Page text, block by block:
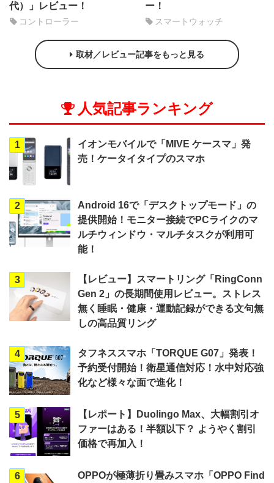
代）」レビュー！
コントローラー
ー！
スマートウォッチ
取材／レビュー記事をもっと見る
人気記事ランキング
1
イオンモバイルで「MIVE ケースマ」発
売！ケータイタイプのスマホ
2
Android 16で「デスクトップモード」の
提供開始！モニター接続でPCライクのマ
ルチウィンドウ・マルチタスクが利用可
能！
3
【レビュー】スマートリング「RingConn
Gen 2」の長期間使用レビュー。ストレス
無く睡眠・健康・運動記録ができる文句無
しの高品質リング
4
タフネススマホ「TORQUE G07」発表！
予約受付開始！衛星通信対応！水中対応強
化など様々な面で進化！
5
【レポート】Duolingo Max、大幅割引オ
ファーはある！半額以下？ ようやく割引
価格で再加入！
6
OPPOが極薄折り畳みスマホ「OPPO Find